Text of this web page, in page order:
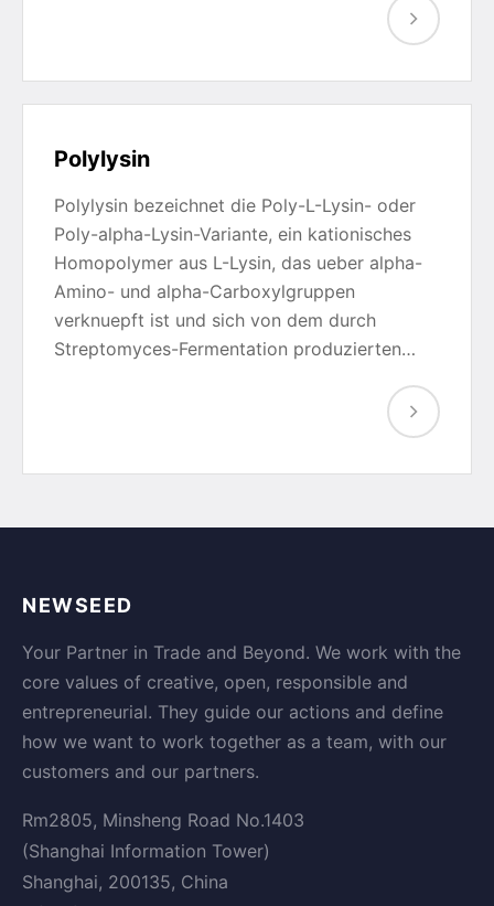
Polylysin
Polylysin bezeichnet die Poly-L-Lysin- oder
Poly-alpha-Lysin-Variante, ein kationisches
Homopolymer aus L-Lysin, das ueber alpha-
Amino- und alpha-Carboxylgruppen
verknuepft ist und sich von dem durch
Streptomyces-Fermentation produzierten…
NEWSEED
Your Partner in Trade and Beyond. We work with the
core values of creative, open, responsible and
entrepreneurial. They guide our actions and define
how we want to work together as a team, with our
customers and our partners.
Rm2805, Minsheng Road No.1403
(Shanghai Information Tower)
Shanghai, 200135, China